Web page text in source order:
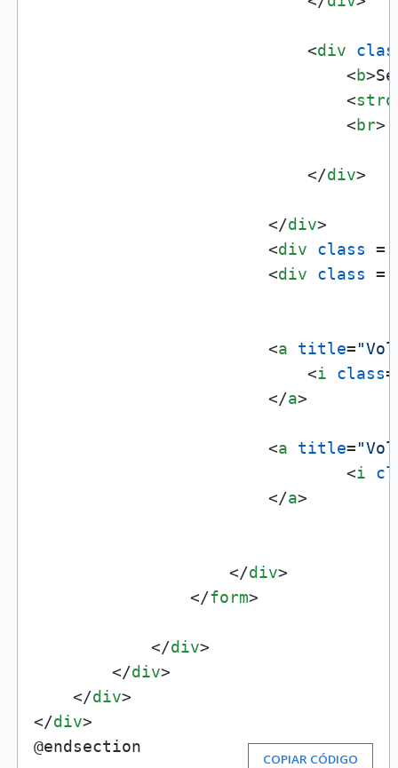
<div
<b>
<
<br>
</div>
</div>
<div class =
<div class =
<a title=
<i class=
</a>
<a title=
<i
</a>
</div>
</form>
</div>
</div>
</div>
</div>
@endsection
COPIAR CÓDIGO